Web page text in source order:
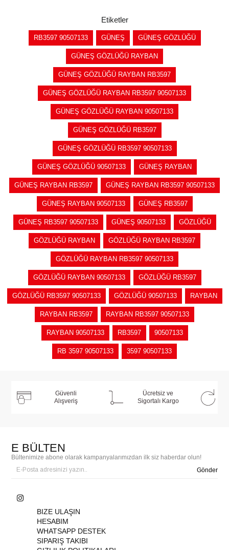
Etiketler
RB3597 90507133 GÜNEŞ GÜNEŞ GÖZLÜĞÜ
GÜNEŞ GÖZLÜĞÜ RAYBAN
GÜNEŞ GÖZLÜĞÜ RAYBAN RB3597
GÜNEŞ GÖZLÜĞÜ RAYBAN RB3597 90507133
GÜNEŞ GÖZLÜĞÜ RAYBAN 90507133
GÜNEŞ GÖZLÜĞÜ RB3597
GÜNEŞ GÖZLÜĞÜ RB3597 90507133
GÜNEŞ GÖZLÜĞÜ 90507133 GÜNEŞ RAYBAN
GÜNEŞ RAYBAN RB3597 GÜNEŞ RAYBAN RB3597 90507133
GÜNEŞ RAYBAN 90507133 GÜNEŞ RB3597
GÜNEŞ RB3597 90507133 GÜNEŞ 90507133 GÖZLÜĞÜ
GÖZLÜĞÜ RAYBAN GÖZLÜĞÜ RAYBAN RB3597
GÖZLÜĞÜ RAYBAN RB3597 90507133
GÖZLÜĞÜ RAYBAN 90507133 GÖZLÜĞÜ RB3597
GÖZLÜĞÜ RB3597 90507133 GÖZLÜĞÜ 90507133 RAYBAN
RAYBAN RB3597 RAYBAN RB3597 90507133
RAYBAN 90507133 RB3597 90507133
RB 3597 90507133 3597 90507133
Güvenli
Alışveriş
Ücretsiz ve
Sigortalı Kargo
E BÜLTEN
Bültenimize abone olarak kampanyalarımızdan ilk siz haberdar olun!
Gönder
BIZE ULAŞIN
HESABIM
WHATSAPP DESTEK
SIPARIŞ TAKIBI